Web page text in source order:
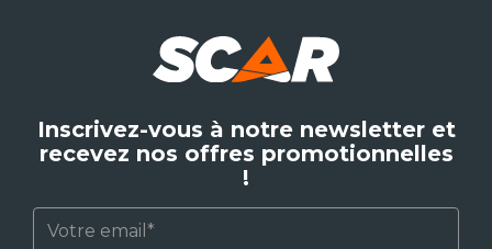
Inscrivez-vous à notre newsletter et
recevez nos offres promotionnelles
!